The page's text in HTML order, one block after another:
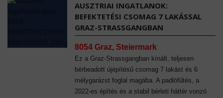
AUSZTRIAI INGATLANOK:
BEFEKTETÉSI CSOMAG 7 LAKÁSSAL
GRAZ-STRASSGANGBAN
8054 Graz, Steiermark
Ez a Graz-Strassgangban kínált, teljesen
bérbeadott újépítésű csomag 7 lakást és 6
mélygarázst foglal magába. A padlófűtés, a
2022-es építés és a stabil bérleti háttér vonzó